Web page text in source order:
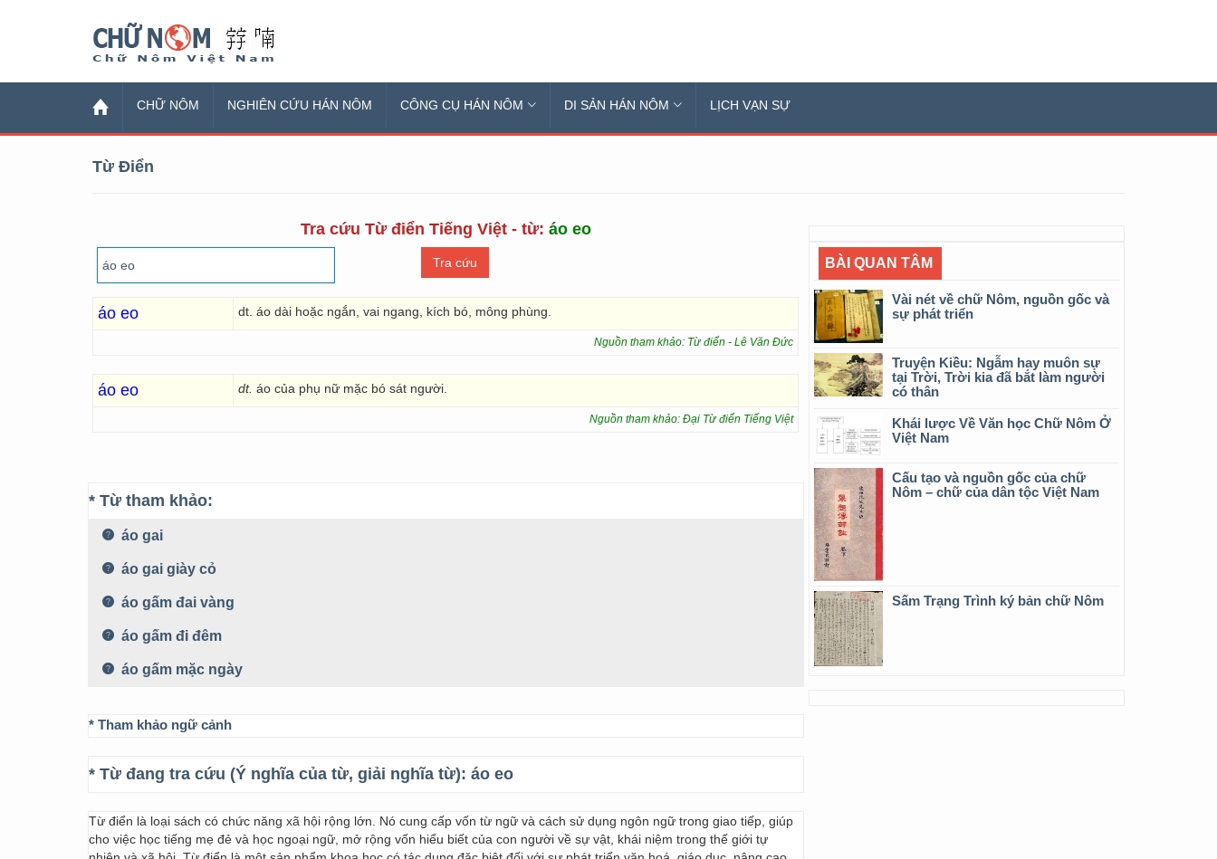
CHỮ NÔM NGHIÊN CỨU HÁN NÔM CÔNG CỤ HÁN NÔM DI SẢN HÁN NÔM LỊCH VẠN SỰ
Từ Điển
Tra cứu Từ điển Tiếng Việt - từ: áo eo
áo eo dt. áo dài hoặc ngắn, vai ngang, kích bó, mông phùng.
Nguồn tham khảo: Từ điển - Lê Văn Đức
áo eo dt. áo của phụ nữ mặc bó sát người.
Nguồn tham khảo: Đại Từ điển Tiếng Việt
* Từ tham khảo:
áo gai
áo gai giày cỏ
áo gấm đai vàng
áo gấm đi đêm
áo gấm mặc ngày
* Tham khảo ngữ cảnh
* Từ đang tra cứu (Ý nghĩa của từ, giải nghĩa từ): áo eo
Từ điển là loại sách có chức năng xã hội rộng lớn. Nó cung cấp vốn từ ngữ và cách sử dụng ngôn ngữ trong giao tiếp, giúp
cho việc học tiếng mẹ đẻ và học ngoại ngữ, mở rộng vốn hiểu biết của con người về sự vật, khái niệm trong thế giới tự
BÀI QUAN TÂM
Vài nét về chữ Nôm, nguồn gốc và
sự phát triển
Truyện Kiều: Ngẫm hay muôn sự
tại Trời, Trời kia đã bắt làm người
có thân
Khái lược Về Văn học Chữ Nôm Ở
Việt Nam
Cấu tạo và nguồn gốc của chữ
Nôm – chữ của dân tộc Việt Nam
Sấm Trạng Trình ký bản chữ Nôm